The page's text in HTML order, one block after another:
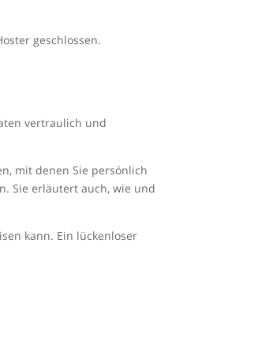
geschlossen.
vertraulich und
mit denen Sie persönlich
Sie erläutert auch, wie und
kann. Ein lückenloser